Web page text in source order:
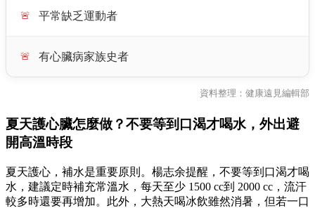
🚨 平常缺乏運動者
🚨 有心臟病家族史者
資料整理：健康遠見編輯部
夏天護心臟怎麼做？不要等到口渴才喝水， 外出避
開高溫時段
夏天護心，補水是重要原則。楊志余提醒，不要等到口渴才喝
水，建議定時補充常溫水，每天至少 1500 cc到 2000 cc，流汗
較多時還要再增加。此外，大熱天喝冰飲雖然消暑，但若一口